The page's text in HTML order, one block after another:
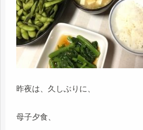
昨夜は、久しぶりに、
母子夕食、